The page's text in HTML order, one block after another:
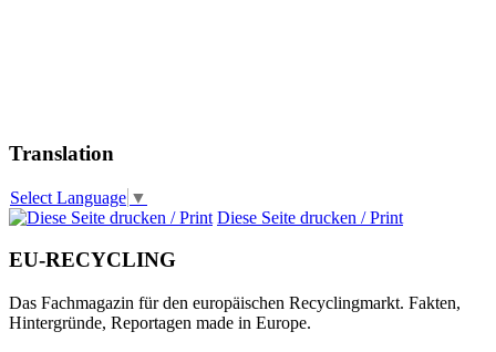
Translation
Select Language ▼
Diese Seite drucken / Print
EU-RECYCLING
Das Fachmagazin für den europäischen Recyclingmarkt. Fakten,
Hintergründe, Reportagen made in Europe.